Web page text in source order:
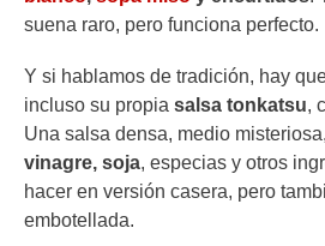
suena raro, pero funciona perfecto.
Y si hablamos de tradición, hay
incluso su propia salsa tonkatsu,
Una salsa densa, medio
vinagre, soja, especias y otros
hacer en versión casera, pero
embotellada.